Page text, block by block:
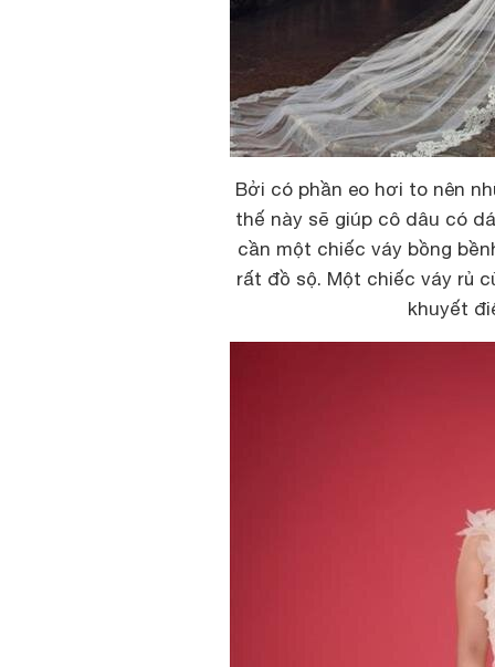
Bởi có phần eo hơi to nên
thế này sẽ giúp cô dâu có
cần một chiếc váy bồng
rất đồ sộ. Một chiếc váy rủ
khuyết